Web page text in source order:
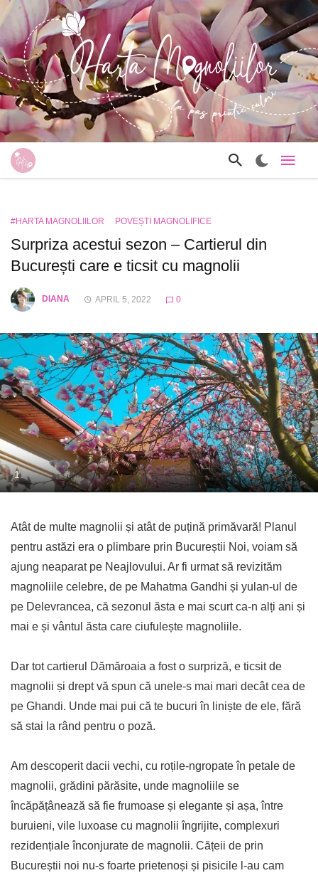
#HARTA MAGNOLIILOR POVEȘTI MAGNOLIFICE
Surpriza acestui sezon – Cartierul din
București care e ticsit cu magnolii
DIANA APRIL 5, 2022 0
1
Atât de multe magnolii și atât de puțină primăvară! Planul
pentru astăzi era o plimbare prin Bucureștii Noi, voiam să
ajung neaparat pe Neajlovului. Ar fi urmat să revizităm
magnoliile celebre, de pe Mahatma Gandhi și yulan-ul de
pe Delevrancea, că sezonul ăsta e mai scurt ca-n alți ani și
mai e și vântul ăsta care ciufulește magnoliile.
Dar tot cartierul Dămăroaia a fost o surpriză, e ticsit de
magnolii și drept vă spun că unele-s mai mari decât cea de
pe Ghandi. Unde mai pui că te bucuri în liniște de ele, fără
să stai la rând pentru o poză.
Am descoperit dacii vechi, cu roțile-ngropate în petale de
magnolii, grădini părăsite, unde magnoliile se
încăpățânează să fie frumoase și elegante și așa, între
buruieni, vile luxoase cu magnolii îngrijite, complexuri
rezidențiale înconjurate de magnolii. Cățeii de prin
Bucureștii noi nu-s foarte prietenoși și pisicile l-au cam